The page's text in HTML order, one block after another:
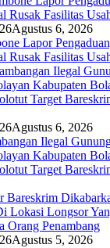
Agustus 6, 2026
Lapor
Rusak Fasilitas
Agustus 6, 2026
Ilegal
Kabupaten
Target
Agustus 5, 2026